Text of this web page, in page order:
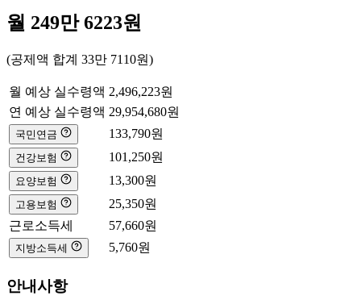
월 249만 6223원
(공제액 합계 33만 7110원)
월 예상 실수령액 2,496,223원
연 예상 실수령액 29,954,680원
국민연금 133,790원
건강보험 101,250원
요양보험 13,300원
고용보험 25,350원
근로소득세
57,660원
지방소득세 5,760원
안내사항